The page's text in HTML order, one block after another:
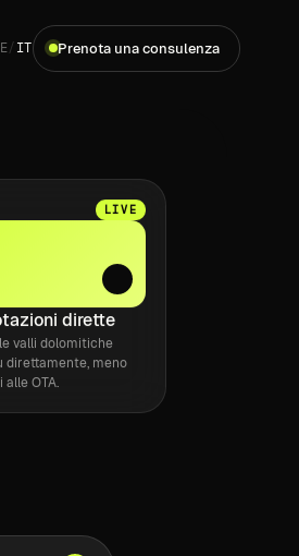
/ IT Prenota una consulenza
LIVE
dirette
valli dolomitiche
direttamente, meno
OTA.